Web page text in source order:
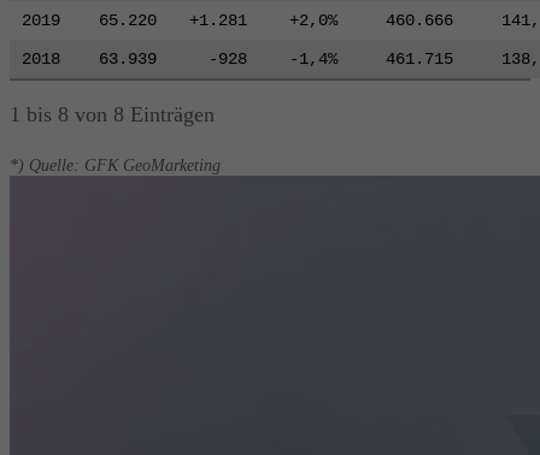
2019
65.220 +1.281 +2,0% 460.666
2018
63.939 -928 -1,4% 461.715
1 bis 8 von 8 Einträgen
*) Quelle: GFK GeoMarketing